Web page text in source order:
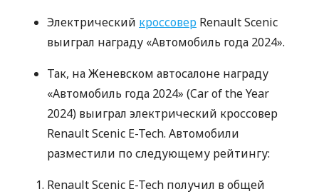
Электрический кроссовер Renault Scenic
выиграл награду «Автомобиль года 2024».
Так, на Женевском автосалоне награду
«Автомобиль года 2024» (Car of the Year
2024) выиграл электрический кроссовер
Renault Scenic E-Tech. Автомобили
разместили по следующему рейтингу:
Renault Scenic E-Tech получил в общей